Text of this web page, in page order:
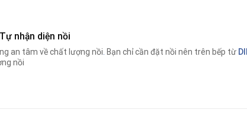
nhận diện nồi
an tâm về chất lượng nồi. Bạn chỉ cần đặt nồi nên trên bếp từ
nồi